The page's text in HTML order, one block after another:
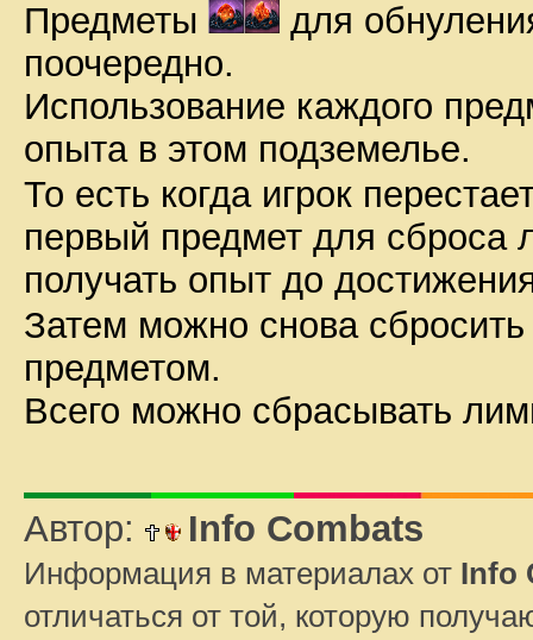
Предметы
для
поочередно.
Использование каждого
опыта в этом подземелье.
То есть когда игрок
первый предмет для сброса
получать опыт до
Затем можно снова
предметом.
Всего можно сбрасывать
Автор: Info Combats
Информация в материалах от Info
отличаться от той, которую